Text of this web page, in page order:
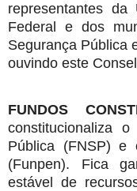
representantes
Federal e dos
Segurança Pública
ouvindo este
FUNDOS
constitucionaliza
Pública (FNSP) e
(Funpen). Fica
estável de